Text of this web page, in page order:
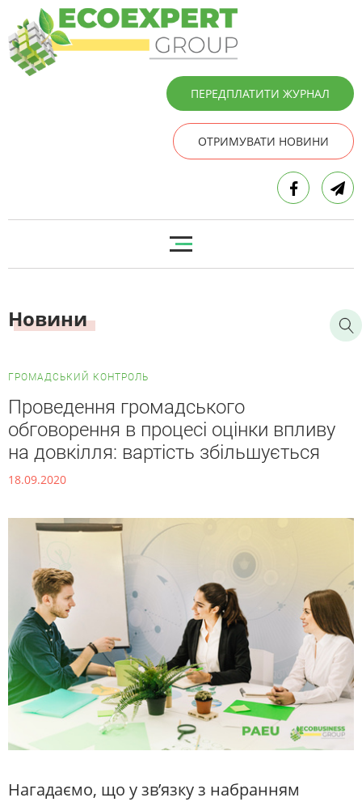
ПЕРЕДПЛАТИТИ ЖУРНАЛ
ОТРИМУВАТИ НОВИНИ
Новини
ГРОМАДСЬКИЙ КОНТРОЛЬ
Проведення громадського
обговорення в процесі оцінки впливу
на довкілля: вартість збільшується
18.09.2020
Нагадаємо, що у зв’язку з набранням